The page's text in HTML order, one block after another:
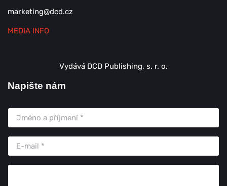
marketing@dcd.cz
MEDIA INFO
Vydává DCD Publishing, s. r. o.
Napište nám